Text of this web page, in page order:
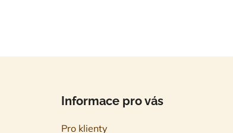
Informace pro vás
Pro klienty